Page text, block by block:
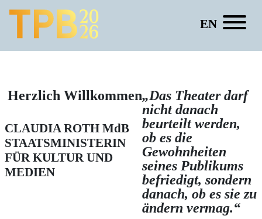
EN
Herzlich Willkommen
CLAUDIA ROTH MdB
STAATSMINISTERIN
FÜR KULTUR UND
MEDIEN
„Das Theater darf
nicht danach
beurteilt werden,
ob es die
Gewohnheiten
seines Publikums
befriedigt, sondern
danach, ob es sie zu
ändern vermag.“